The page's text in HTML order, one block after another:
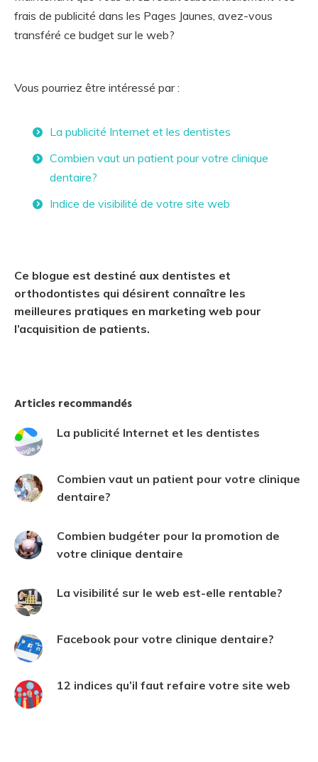
frais de publicité dans les Pages Jaunes, avez-vous
transféré ce budget sur le web?
Vous pourriez être intéressé par :
La publicité Internet et les dentistes
Combien vaut un patient pour votre clinique
dentaire?
Indice de visibilité de votre site web
Ce blogue est destiné aux dentistes et
orthodontistes qui désirent connaître les
meilleures pratiques en marketing web pour
l’acquisition de patients.
Articles recommandés
La publicité Internet et les dentistes
Combien vaut un patient pour votre clinique
dentaire?
Combien budgéter pour la promotion de
votre clinique dentaire
La visibilité sur le web est-elle rentable?
Facebook pour votre clinique dentaire?
12 indices qu’il faut refaire votre site web